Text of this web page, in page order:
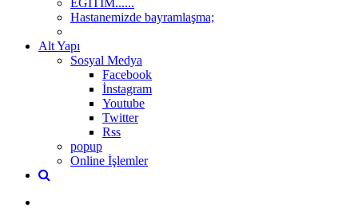
Hastanemizde bayramlaşma;
Alt Yapı
Sosyal Medya
Facebook
İnstagram
Youtube
Twitter
Rss
popup
Online İşlemler